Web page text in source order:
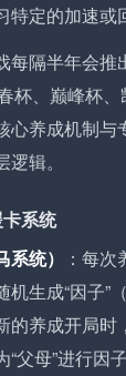
定的加速或
每隔半年会推
杯、巅峰杯
心养成机制与
辑。
系统
统）
：每
机生成“因子”
的养成开局
“父母”进行因